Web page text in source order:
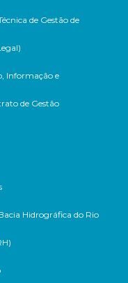
de Gestão de
Informação e
de Gestão
Hidrográfica do Rio